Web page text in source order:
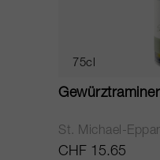
75cl
St. Michael-
CHF 15.65